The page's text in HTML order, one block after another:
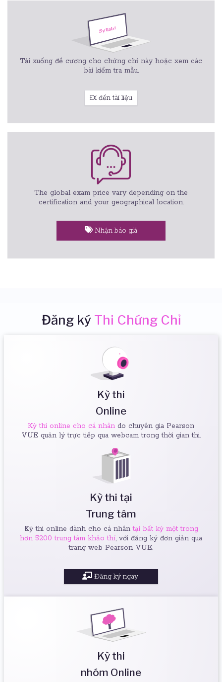
Tải xuống đề cương cho chứng chỉ này hoặc xem các
bài kiểm tra mẫu.
Đi đến tài liệu
The global exam price vary depending on the
certification and your geographical location.
Nhận báo giá
Đăng ký Thi Chứng Chỉ
Kỳ thi
Online
Kỳ thi online cho cá nhân do chuyên gia Pearson
VUE quản lý trực tiếp qua webcam trong thời gian thi.
Kỳ thi tại
Trung tâm
Kỳ thi online dành cho cá nhântại bất kỳ một trong
hơn 5200 trung tâm khảo thí, với đăng ký đơn giản qua
trang web Pearson VUE.
Đăng ký ngay!
Kỳ thi
nhóm Online